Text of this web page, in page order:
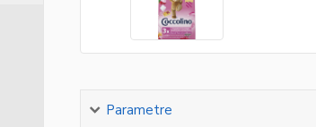
Parametre